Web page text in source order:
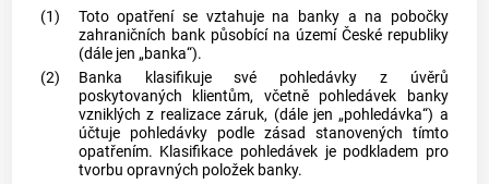
(1)
Toto opatření se vztahuje na banky a na pobočky
zahraničních bank působící na území České republiky
(dále jen „banka“).
(2)
Banka klasifikuje své pohledávky z úvěrů
poskytovaných klientům, včetně pohledávek banky
vzniklých z realizace záruk, (dále jen „pohledávka“) a
účtuje pohledávky podle zásad stanovených tímto
opatřením. Klasifikace pohledávek je podkladem pro
tvorbu opravných položek banky.